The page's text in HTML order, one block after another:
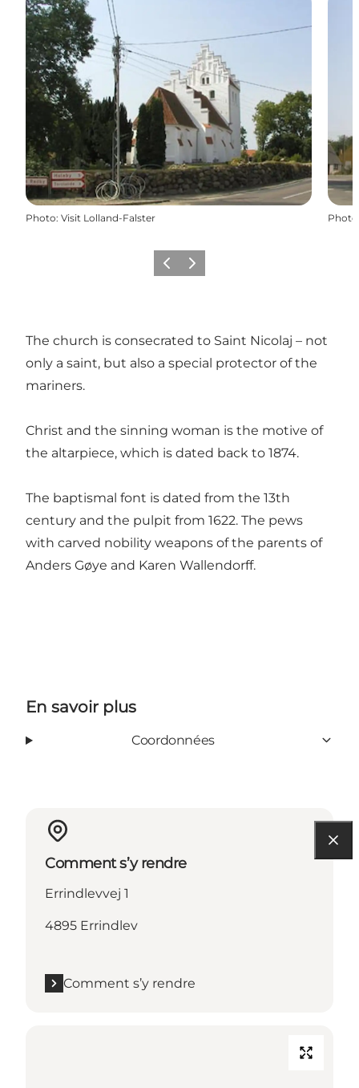
Photo: Visit Lolland-Falster Photo
PrécédentSuivant
The church is consecrated to Saint Nicolaj – not
only a saint, but also a special protector of the
mariners.
Christ and the sinning woman is the motive of
the altarpiece, which is dated back to 1874.
The baptismal font is dated from the 13th
century and the pulpit from 1622. The pews
with carved nobility weapons of the parents of
Anders Gøye and Karen Wallendorff.
En savoir plus
Coordonnées
Comment s’y rendre
Errindlevvej 1
4895 Errindlev
Comment s’y rendre